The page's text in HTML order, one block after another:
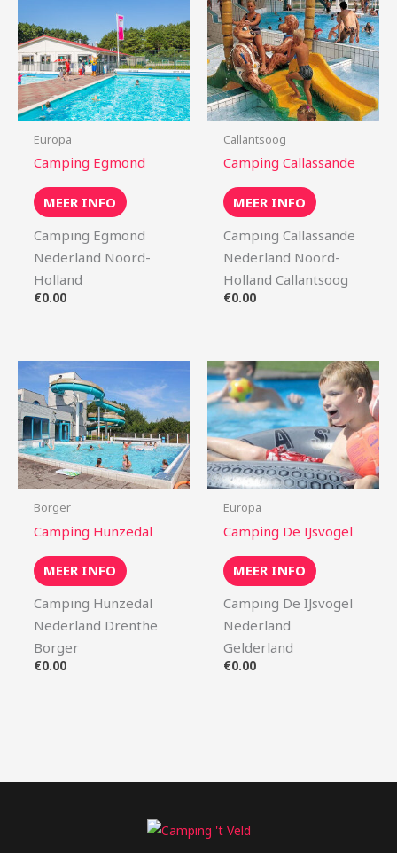
Europa
Camping Egmond
MEER INFO
Camping Egmond
Nederland Noord-
Holland
€0.00
Callantsoog
Camping Callassande
MEER INFO
Camping Callassande
Nederland Noord-
Holland Callantsoog
€0.00
Borger
Camping Hunzedal
MEER INFO
Camping Hunzedal
Nederland Drenthe
Borger
€0.00
Europa
Camping De IJsvogel
MEER INFO
Camping De IJsvogel
Nederland
Gelderland
€0.00